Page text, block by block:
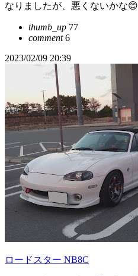
なりましたが、悪くないかな😊
thumb_up 77
comment6
2023/02/09 20:39
ロードスター NB8C